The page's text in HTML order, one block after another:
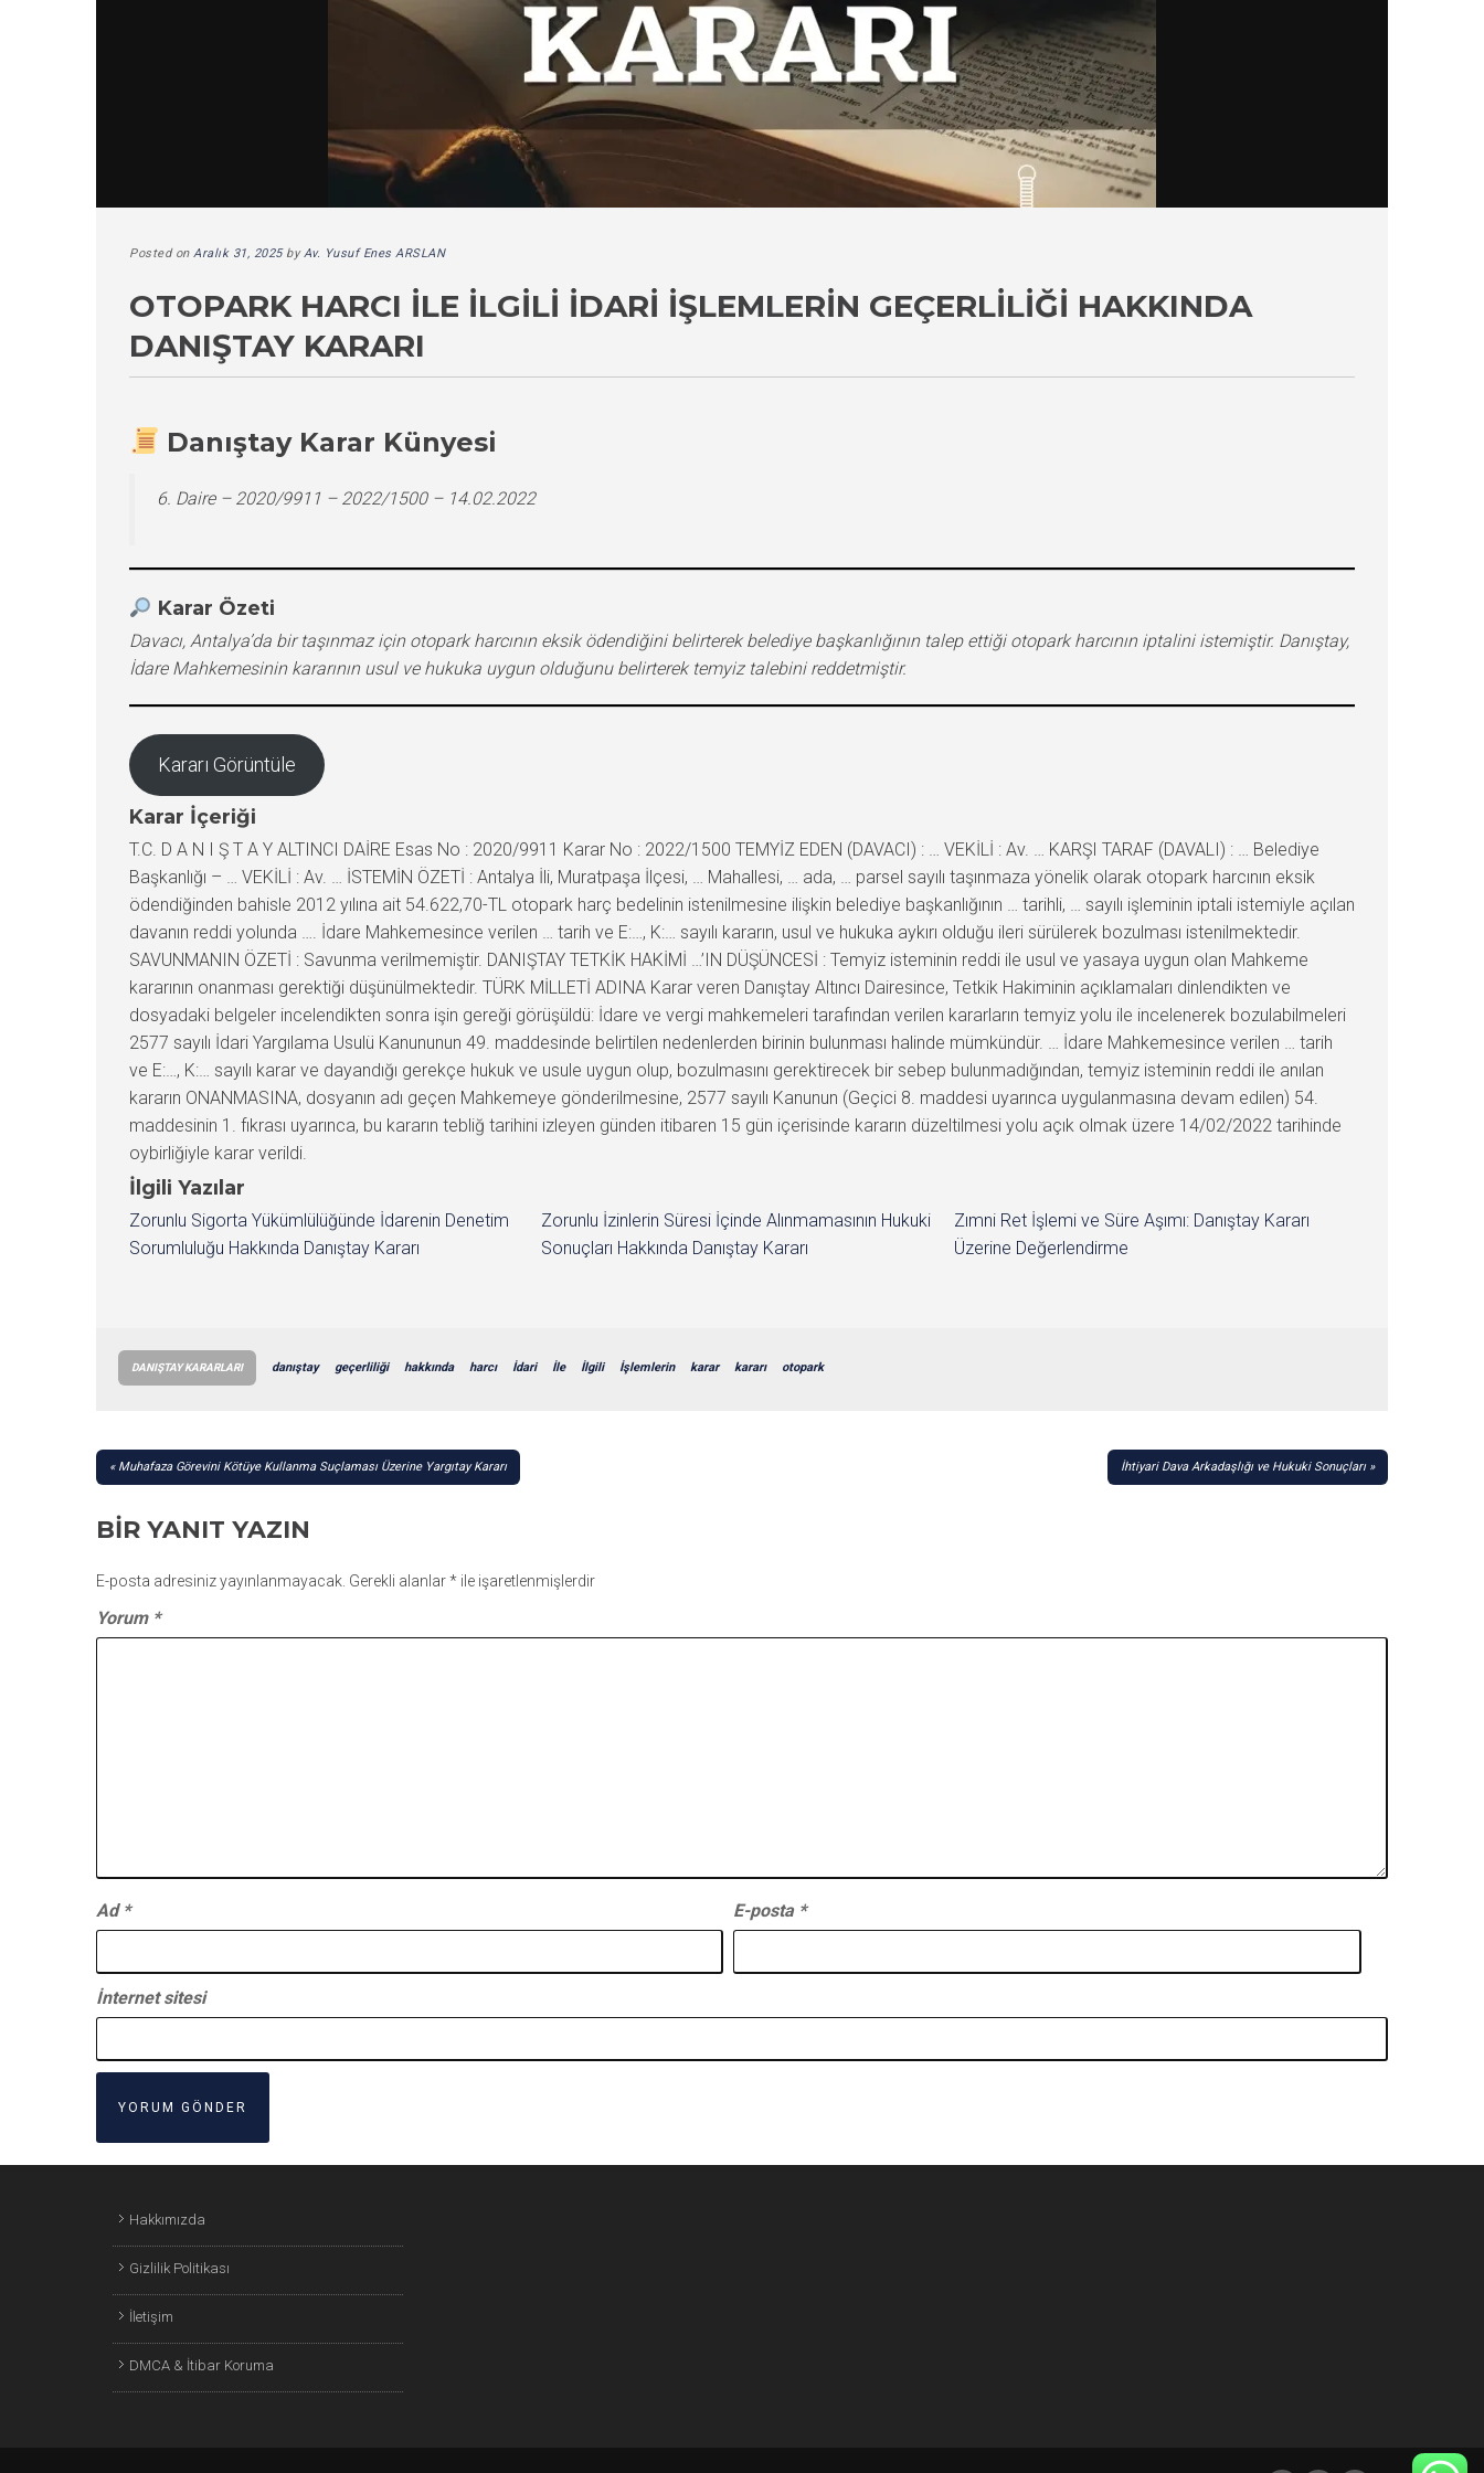
Posted on Aralık 31, 2025byAv. Yusuf Enes ARSLAN
OTOPARK HARCI İLE İLGILI İDARI İŞLEMLERIN GEÇERLILIĞI HAKKINDA
DANIŞTAY KARARI
Danıştay Karar Künyesi
6. Daire – 2020/9911 – 2022/1500 – 14.02.2022
Karar Özeti
Davacı, Antalya’da bir taşınmaz için otopark harcının eksik ödendiğini belirterek belediye başkanlığının talep ettiği otopark harcının iptalini istemiştir. Danıştay,
İdare Mahkemesinin kararının usul ve hukuka uygun olduğunu belirterek temyiz talebini reddetmiştir.
Kararı Görüntüle
Karar İçeriği
T.C. D A N I Ş T A Y ALTINCI DAİRE Esas No : 2020/9911 Karar No : 2022/1500 TEMYİZ EDEN (DAVACI) : … VEKİLİ : Av. … KARŞI TARAF (DAVALI) : … Belediye
Başkanlığı – … VEKİLİ : Av. … İSTEMİN ÖZETİ : Antalya İli, Muratpaşa İlçesi, … Mahallesi, … ada, … parsel sayılı taşınmaza yönelik olarak otopark harcının eksik
ödendiğinden bahisle 2012 yılına ait 54.622,70-TL otopark harç bedelinin istenilmesine ilişkin belediye başkanlığının … tarihli, … sayılı işleminin iptali istemiyle açılan
davanın reddi yolunda …. İdare Mahkemesince verilen … tarih ve E:…, K:… sayılı kararın, usul ve hukuka aykırı olduğu ileri sürülerek bozulması istenilmektedir.
SAVUNMANIN ÖZETİ : Savunma verilmemiştir. DANIŞTAY TETKİK HAKİMİ …’IN DÜŞÜNCESİ : Temyiz isteminin reddi ile usul ve yasaya uygun olan Mahkeme
kararının onanması gerektiği düşünülmektedir. TÜRK MİLLETİ ADINA Karar veren Danıştay Altıncı Dairesince, Tetkik Hakiminin açıklamaları dinlendikten ve
dosyadaki belgeler incelendikten sonra işin gereği görüşüldü: İdare ve vergi mahkemeleri tarafından verilen kararların temyiz yolu ile incelenerek bozulabilmeleri
2577 sayılı İdari Yargılama Usulü Kanununun 49. maddesinde belirtilen nedenlerden birinin bulunması halinde mümkündür. … İdare Mahkemesince verilen … tarih
ve E:…, K:… sayılı karar ve dayandığı gerekçe hukuk ve usule uygun olup, bozulmasını gerektirecek bir sebep bulunmadığından, temyiz isteminin reddi ile anılan
kararın ONANMASINA, dosyanın adı geçen Mahkemeye gönderilmesine, 2577 sayılı Kanunun (Geçici 8. maddesi uyarınca uygulanmasına devam edilen) 54.
maddesinin 1. fıkrası uyarınca, bu kararın tebliğ tarihini izleyen günden itibaren 15 gün içerisinde kararın düzeltilmesi yolu açık olmak üzere 14/02/2022 tarihinde
oybirliğiyle karar verildi.
İlgili Yazılar
Zorunlu Sigorta Yükümlülüğünde İdarenin Denetim
Sorumluluğu Hakkında Danıştay Kararı
Zorunlu İzinlerin Süresi İçinde Alınmamasının Hukuki
Sonuçları Hakkında Danıştay Kararı
Zımni Ret İşlemi ve Süre Aşımı: Danıştay Kararı
Üzerine Değerlendirme
DANIŞTAY KARARLARI danıştay geçerliliği hakkında harcı İdari İle İlgili İşlemlerin karar kararı otopark
YAZI
Muhafaza Görevini Kötüye Kullanma Suçlaması Üzerine Yargıtay Kararı İhtiyari Dava Arkadaşlığı ve Hukuki Sonuçları
BIR YANIT YAZIN
E-posta adresiniz yayınlanmayacak. Gerekli alanlar* ile işaretlenmişlerdir
Yorum *
Ad * E-posta *
İnternet sitesi
Hakkımızda
Gizlilik Politikası
İletişim
DMCA & İtibar Koruma